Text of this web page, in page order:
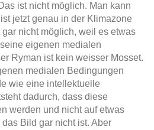
ist nicht möglich. Man kann
jetzt genau in der Klimazone
nicht möglich, weil es etwas
eigenen medialen
Ryman ist kein weisser Mosset.
medialen Bedingungen
wie eine intellektuelle
dadurch, dass diese
werden und nicht auf etwas
Bild gar nicht ist. Aber